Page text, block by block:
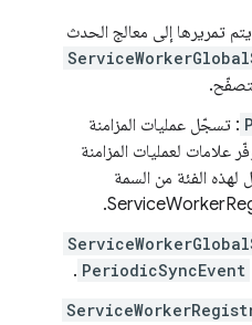
تمريرها إلى معالج الحدث
: تسجّل عمليات المزامنة
علامات لعمليات المزامنة
لهذه الفئة من السمة
PeriodicSyncEvent
.